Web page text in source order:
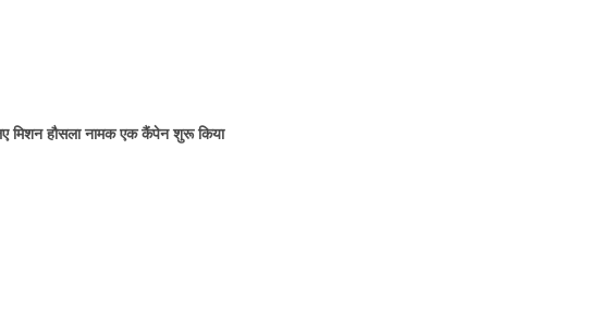
मिशन हौसला नामक एक कैंपेन शुरू किया